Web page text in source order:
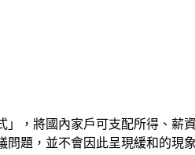
，將國內家戶可支配所得、薪
題，並不會因此呈現緩和的現象